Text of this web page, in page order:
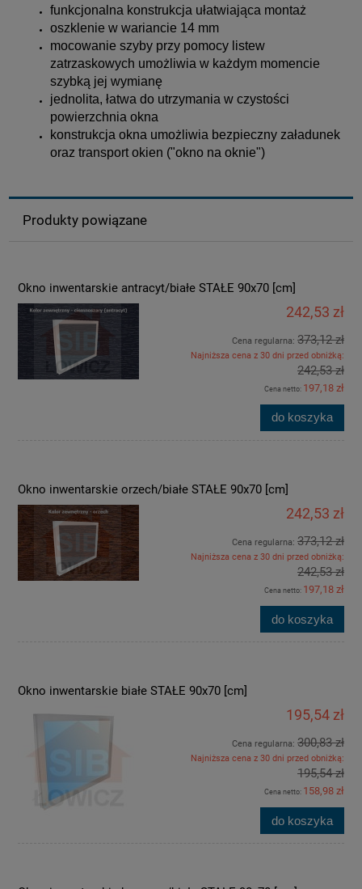
funkcjonalna konstrukcja ułatwiająca montaż
oszklenie w wariancie 14 mm
mocowanie szyby przy pomocy listew
zatrzaskowych umożliwia w każdym momencie
szybką jej wymianę
jednolita, łatwa do utrzymania w czystości
powierzchnia okna
konstrukcja okna umożliwia bezpieczny załadunek
oraz transport okien ("okno na oknie")
Produkty powiązane
Okno inwentarskie antracyt/białe STAŁE 90x70 [cm]
242,53 zł
Cena regularna: 373,12 zł
Najniższa cena z 30 dni przed obniżką:
242,53 zł
Cena netto: 197,18 zł
do koszyka
Okno inwentarskie orzech/białe STAŁE 90x70 [cm]
242,53 zł
Cena regularna: 373,12 zł
Najniższa cena z 30 dni przed obniżką:
242,53 zł
Cena netto: 197,18 zł
do koszyka
Okno inwentarskie białe STAŁE 90x70 [cm]
195,54 zł
Cena regularna: 300,83 zł
Najniższa cena z 30 dni przed obniżką:
195,54 zł
Cena netto: 158,98 zł
do koszyka